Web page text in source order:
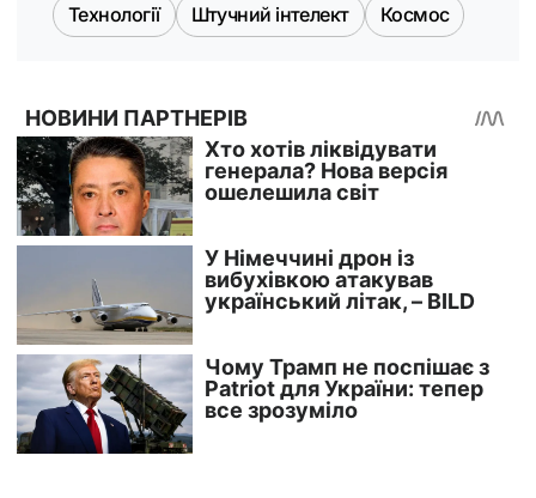
Технології Штучний інтелект Космос